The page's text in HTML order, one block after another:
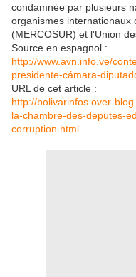
condamnée par plusieurs
organismes internationaux
(MERCOSUR) et l'Union
Source en espagnol :
http://www.avn.info.ve/
presidente-cámara-
URL de cet article :
http://bolivarinfos.over-
la-chambre-des-deputes-
corruption.html